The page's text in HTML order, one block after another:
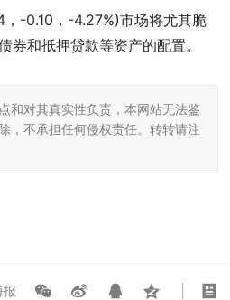
-0.10，-4.27%)市场将尤其脆
和抵押贷款等资产的配置。
和对其真实性负责，本网站无法鉴
，不承担任何侵权责任。转转请注
报